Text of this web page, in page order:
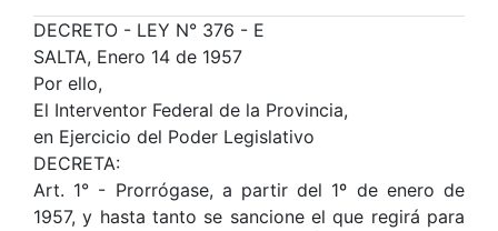
DECRETO - LEY N° 376 - E
SALTA, Enero 14 de 1957
Por ello,
El Interventor Federal de la Provincia,
en Ejercicio del Poder Legislativo
DECRETA:
Art. 1° - Prorrógase, a partir del 1º de enero de
1957, y hasta tanto se sancione el que regirá para